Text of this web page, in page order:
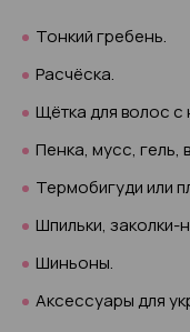
Тонкий гребень.
Расчёска.
Щётка для волос
Пенка, мусс, гель,
Термобигуди или
Шпильки, заколки-
Шиньоны.
Аксессуары для